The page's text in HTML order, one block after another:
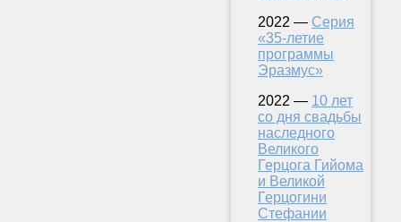
2022 — Серия
«35-летие
программы
Эразмус»
2022 — 10 лет
со дня свадьбы
наследного
Великого
Герцога Гийома
и Великой
Герцогини
Стефании